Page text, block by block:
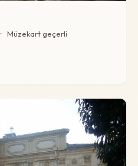
Müzekart geçerli